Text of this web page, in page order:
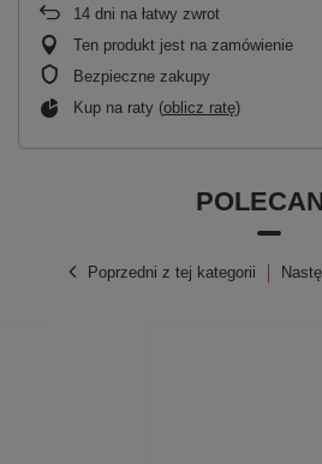
14 dni na łatwy zwrot
Ten produkt jest na zamówienie
Bezpieczne zakupy
Kup na raty (oblicz ratę)
Poprzedni z tej kategorii